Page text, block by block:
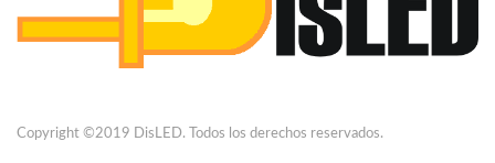
Copyright ©2019 DisLED. Todos los derechos reservados.